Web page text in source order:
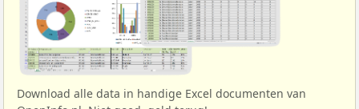
Download alle data in handige Excel documenten van